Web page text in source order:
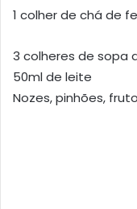
1 colher de chá de
3 colheres de sopa
50ml de leite
Nozes, pinhões,